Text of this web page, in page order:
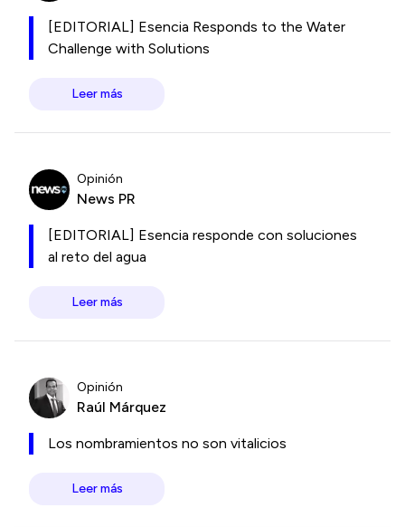
[EDITORIAL] Esencia Responds to the Water
Challenge with Solutions
Leer más
Opinión
News PR
[EDITORIAL] Esencia responde con soluciones
al reto del agua
Leer más
Opinión
Raúl Márquez
Los nombramientos no son vitalicios
Leer más